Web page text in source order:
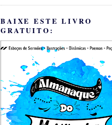
BAIXE ESTE LIVRO
GRATUITO: